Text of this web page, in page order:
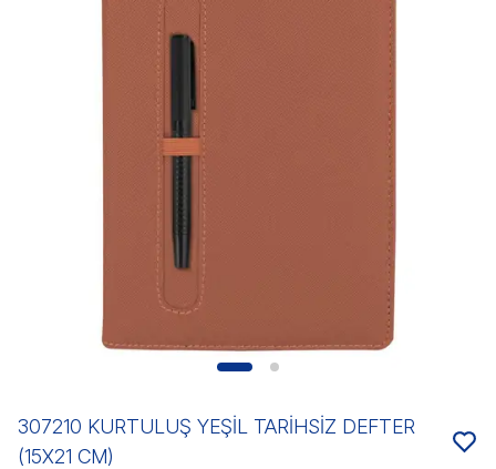
307210 KURTULUŞ YEŞİL TARİHSİZ DEFTER
(15X21 CM)